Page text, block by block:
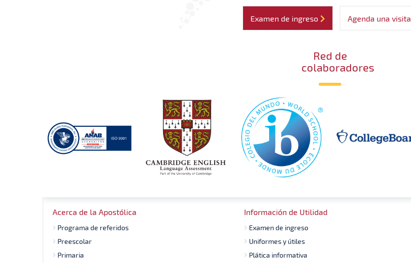
Examen de ingreso Agenda una visita
Red de
colaboradores
Acerca de la Apostólica
Programa de referidos
Preescolar
Primaria
Información de Utilidad
Examen de ingreso
Uniformes y útiles
Plática informativa